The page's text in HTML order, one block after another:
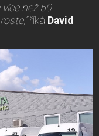
než 50
říká David